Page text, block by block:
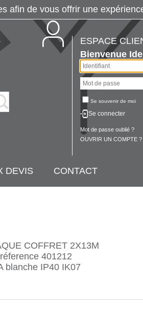
ESPACE
Bienvenue
Se souvenir de moi
Se connecter
Mot de passe oublié ?
OUVRIR UN COMPTE ?
DEVIS CONTACT
COFFRET 2X13M
401212
blanche IP40 IK07
afin de vous offrir une